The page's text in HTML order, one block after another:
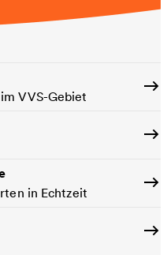
VVS-Gebiet
in Echtzeit